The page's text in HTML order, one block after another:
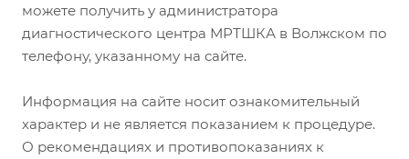
можете получить у администратора
диагностического центра МРТШКА в Волжском по
телефону, указанному на сайте.
Информация на сайте носит ознакомительный
характер и не является показанием к процедуре.
О рекомендациях и противопоказаниях к